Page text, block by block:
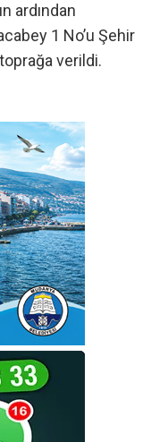
ardından
1 No’u Şehir
toprağa verildi.